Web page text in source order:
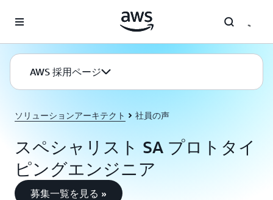
AWS 採用ページ
ソリューションアーキテクト 社員の声
スペシャリスト SA プロトタイ
ピングエンジニア
募集一覧を見る »